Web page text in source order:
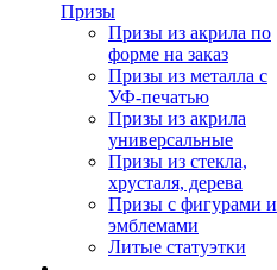
Призы
Призы из акрила по
форме на заказ
Призы из металла с
УФ-печатью
Призы из акрила
универсальные
Призы из стекла,
хрусталя, дерева
Призы с фигурами и
эмблемами
Литые статуэтки